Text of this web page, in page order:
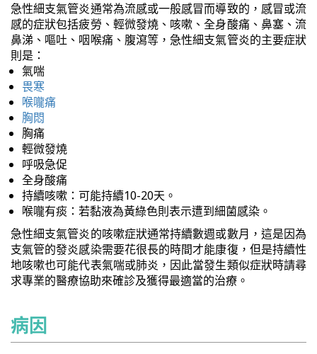
急性細支氣管炎通常為流感或一般感冒而導致的，感冒或流
感的症狀包括疲勞、輕微發燒、咳嗽、全身酸痛、鼻塞、流
鼻涕、嘔吐、咽喉痛、腹瀉等，急性細支氣管炎的主要症狀
則是：
氣喘
畏寒
喉嚨痛
胸悶
胸痛
輕微發燒
呼吸急促
全身酸痛
持續咳嗽：可能持續10-20天。
喉嚨有痰：若黏液為黃綠色則表示遭到細菌感染。
急性細支氣管炎的咳嗽症狀通常持續數週或數月，這是因為
支氣管的發炎感染需要花很長的時間才能康復，但是持續性
地咳嗽也可能代表氣喘或肺炎，因此當發生類似症狀時請尋
求專業的醫療協助來確診及獲得最適當的治療。
病因